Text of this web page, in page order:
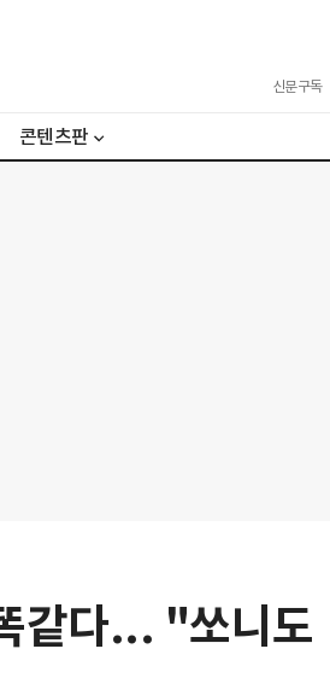
신문구독
콘텐츠판
같다... "쏘니도